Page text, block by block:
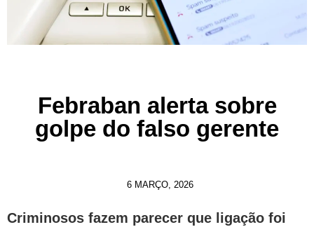
Febraban alerta sobre
golpe do falso gerente
6 MARÇO, 2026
Criminosos fazem parecer que ligação foi